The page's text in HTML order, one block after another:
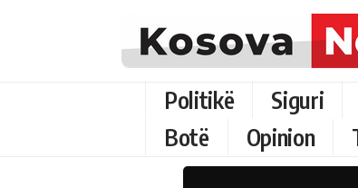
Politikë Siguri
Botë
Opinion